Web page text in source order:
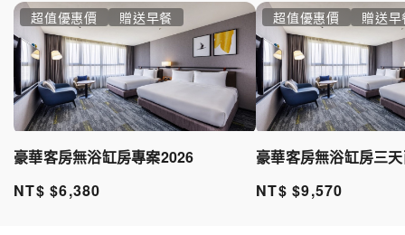
超值優惠價 贈送早餐
豪華客房無浴缸房專案2026
NT$ $6,380
超值優惠價 贈送
豪華客房無浴缸房三
NT$ $9,570